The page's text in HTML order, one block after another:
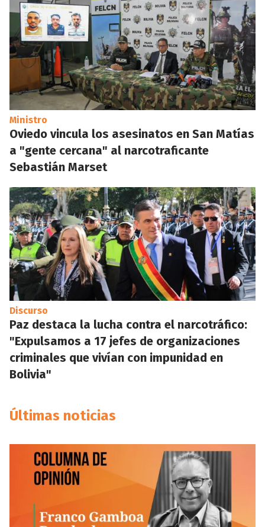
Ministro
Oviedo vincula los asesinatos en San Matías
a "gente cercana" al narcotraficante
Sebastián Marset
Discurso
Paz destaca la lucha contra el narcotráfico:
"Expulsamos a 17 jefes de organizaciones
criminales que vivían con impunidad en
Bolivia"
Últimas noticias